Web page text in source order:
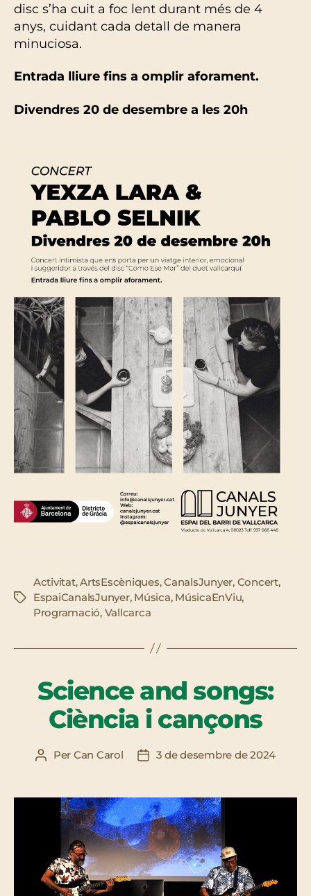
disc s’ha cuit a foc lent durant més de 4
anys, cuidant cada detall de manera
minuciosa.
Entrada lliure fins a omplir aforament.
Divendres 20 de desembre a les 20h
Etiquetes
Activitat,ArtsEscèniques,CanalsJunyer, Concert,
EspaiCanalsJunyer, Música, MúsicaEnViu,
Programació, Vallcarca
Science and songs:
Ciència i cançons
Autor
Per Can Carol
Data3 de desembre de 2024